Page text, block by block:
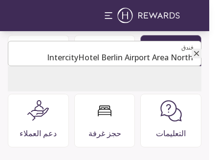
فندقفندق
التعليمات حجز غرفة دعم العملاء